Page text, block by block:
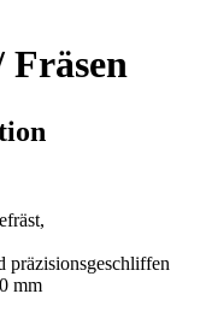
Fräsen
präzisionsgeschliffen
mm